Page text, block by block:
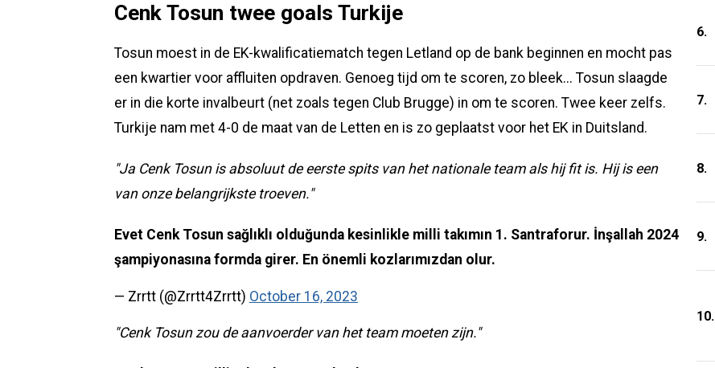
Cenk Tosun twee goals Turkije
Tosun moest in de EK-kwalificatiematch tegen Letland op de bank beginnen en mocht pas
een kwartier voor affluiten opdraven. Genoeg tijd om te scoren, zo bleek... Tosun slaagde
er in die korte invalbeurt (net zoals tegen Club Brugge) in om te scoren. Twee keer zelfs.
Turkije nam met 4-0 de maat van de Letten en is zo geplaatst voor het EK in Duitsland.
"Ja Cenk Tosun is absoluut de eerste spits van het nationale team als hij fit is. Hij is een
van onze belangrijkste troeven."
Evet Cenk Tosun sağlıklı olduğunda kesinlikle milli takımın 1. Santraforur. İnşallah 2024
şampiyonasına formda girer. En önemli kozlarımızdan olur.
— Zrrtt (@Zrrtt4Zrrtt) October 16, 2023
"Cenk Tosun zou de aanvoerder van het team moeten zijn."
6.
7.
8.
9.
10.